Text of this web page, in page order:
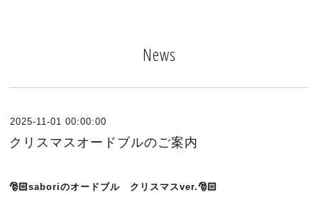
News
2025-11-01 00:00:00
クリスマスオードブルのご案内
🎅🏻saboriのオードブル クリスマスver.🎅🏻